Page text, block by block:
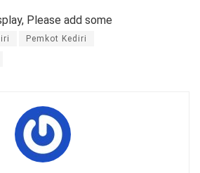
Please add some
Pemkot Kediri